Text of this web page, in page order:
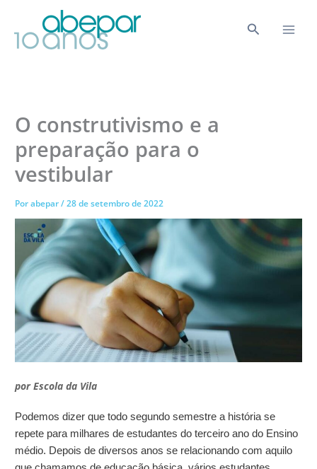
conteúdo
Pesquisar
O construtivismo e a
preparação para o
vestibular
Porabepar/28 de setembro de 2022
por Escola da Vila
Podemos dizer que todo segundo semestre a história se
repete para milhares de estudantes do terceiro ano do Ensino
médio. Depois de diversos anos se relacionando com aquilo